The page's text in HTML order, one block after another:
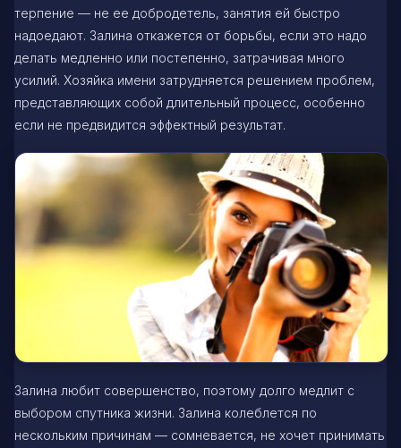
терпение — не ее добродетель, занятия ей быстро
надоедают. Залина откажется от борьбы, если это надо
делать медленно или постепенно, затрачивая много
усилий. Хозяйка имени затрудняется решением проблем,
представляющих собой длительный процесс, особенно
если не предвидится эффектный результат.
Залина любит совершенство, поэтому долго медлит с
выбором спутника жизни. Залина колеблется по
нескольким причинам — сомневается, не хочет принимать